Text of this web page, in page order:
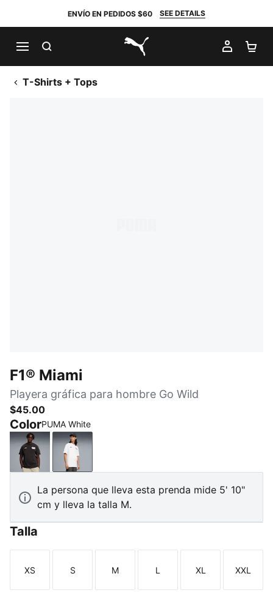
ENVÍO EN PEDIDOS $60 SEE DETAILS
PUMA.com
MI
T-Shirts + Tops
F1® Miami
Playera gráfica para hombre Go Wild
$45.00
ColorPUMA White
PUMA BlackPUMA White
La persona que lleva esta prenda mide 5' 10"
cm y lleva la talla M.
Talla
Talla
XS
Talla
S
Talla
M
Talla
L
Talla
XL
Talla
XXL